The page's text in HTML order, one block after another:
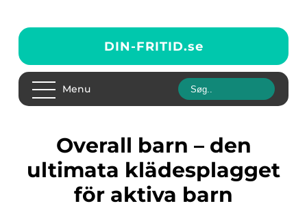
DIN-FRITID.se
Menu
Overall barn – den
ultimata klädesplagget
för aktiva barn